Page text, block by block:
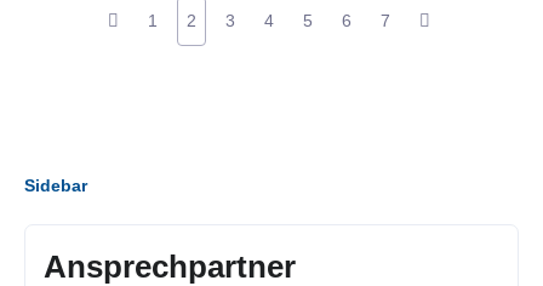
1 2 3 4 5 6 7
Sidebar
Ansprechpartner